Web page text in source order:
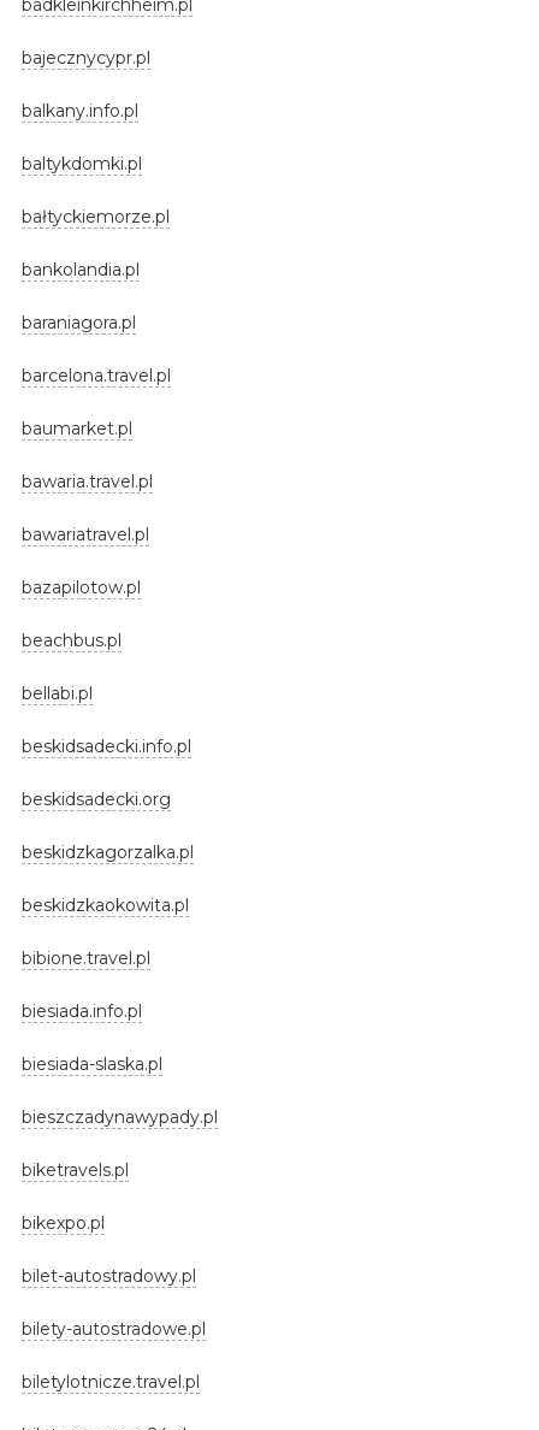
badkleinkirchheim.pl
bajecznycypr.pl
balkany.info.pl
baltykdomki.pl
bałtyckiemorze.pl
bankolandia.pl
baraniagora.pl
barcelona.travel.pl
baumarket.pl
bawaria.travel.pl
bawariatravel.pl
bazapilotow.pl
beachbus.pl
bellabi.pl
beskidsadecki.info.pl
beskidsadecki.org
beskidzkagorzalka.pl
beskidzkaokowita.pl
bibione.travel.pl
biesiada.info.pl
biesiada-slaska.pl
bieszczadynawypady.pl
biketravels.pl
bikexpo.pl
bilet-autostradowy.pl
bilety-autostradowe.pl
biletylotnicze.travel.pl